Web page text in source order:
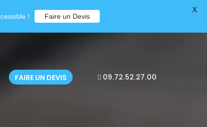
FAIRE UN DEVIS 09.72.52.27.00
! Faire un Devis
X